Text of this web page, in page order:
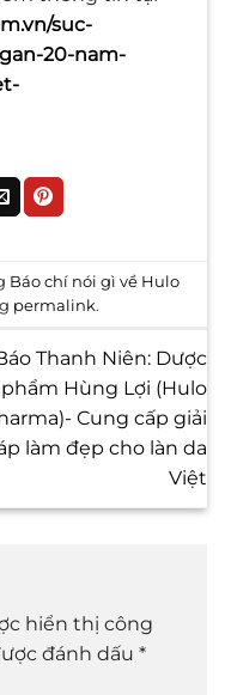
suc-
20-nam-
Báo chí nói gì về Hulo
permalink.
Thanh Niên: Dược
phẩm Hùng Lợi (Hulo
Cung cấp giải
làm đẹp cho làn da
Việt
hiển thị công
đánh dấu *